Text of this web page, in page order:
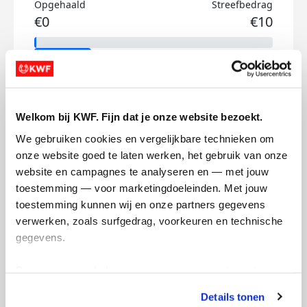
Welkom bij KWF. Fijn dat je onze website bezoekt.
We gebruiken cookies en vergelijkbare technieken om
onze website goed te laten werken, het gebruik van onze
website en campagnes te analyseren en — met jouw
toestemming — voor marketingdoeleinden. Met jouw
toestemming kunnen wij en onze partners gegevens
verwerken, zoals surfgedrag, voorkeuren en technische
gegevens.
tonen. Je kunt je toestemming op elk moment wijzigen of
Details tonen
Opgehaald
€0
Streefbedrag
€10
Doneer